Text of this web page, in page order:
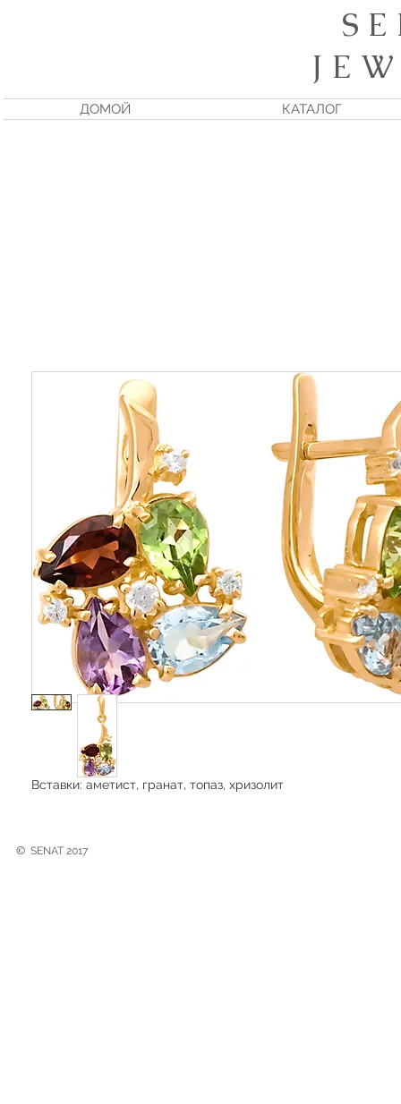
S
J E
ДОМОЙ КАТАЛОГ
Вставки: аметист, гранат, топаз, хризолит
© SENAT 2017